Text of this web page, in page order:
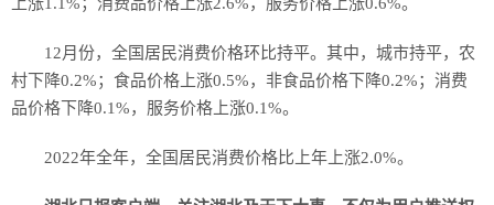
12月份，全国居民消费价格环比持平。其中，城市持平，农
村下降0.2%；食品价格上涨0.5%，非食品价格下降0.2%；消费
品价格下降0.1%，服务价格上涨0.1%。
2022年全年，全国居民消费价格比上年上涨2.0%。